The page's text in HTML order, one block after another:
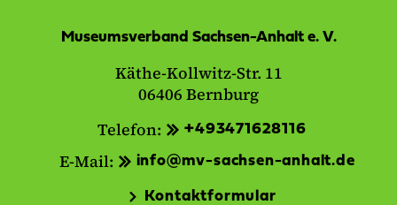
Museumsverband Sachsen-Anhalt e. V.
Käthe-Kollwitz-Str. 11
06406 Bernburg
Telefon:
+493471628116
E-Mail: info@mv-sachsen-anhalt.de
Kontaktformular